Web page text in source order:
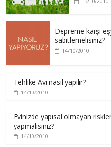
Depreme karşı
sabitlemelisiniz?
14/10/2010
Tehlike Avı nasıl yapılır?
14/10/2010
Evinizde yapısal olmayan
yapmalısınız?
14/10/2010